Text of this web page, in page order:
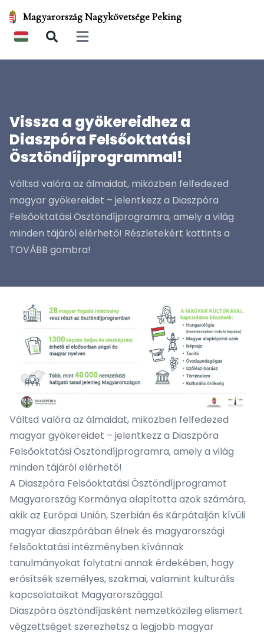
Magyarország Nagykövetsége Peking
Open main menu
Vissza a gyökereidhez a
Diaszpóra Felsőoktatási
Ösztöndíjprogrammal!
Váltsd valóra az álmaidat, miközben felfedezed
magyar gyökereidet – jelentkezz a Diaszpóra
Felsőoktatási Ösztöndíjprogramra, amely a világ
minden tájáról elérhető! Részletekért kattints a
TOVÁBB gombra!
Váltsd valóra az álmaidat, miközben felfedezed
magyar gyökereidet – jelentkezz a Diaszpóra
Felsőoktatási Ösztöndíjprogramra, amely a világ
minden tájáról elérhető!
A Diaszpóra Felsőoktatási Ösztöndíjprogramot
Magyarország Kormánya alapította azok számára,
akik az Európai Unión, Szerbián és Kárpátalján kívüli
magyar diaszpórában élnek és magyarországi
felsőoktatási intézményben kívánnak
tanulmányokat folytatni annak érdekében, hogy
erősítsék személyes, szakmai, valamint kulturális
kapcsolataikat Magyarországgal.
Diaszpóra ösztöndíjasként nemzetközileg elismert
végzettséget szerezhetsz a legjobb magyar